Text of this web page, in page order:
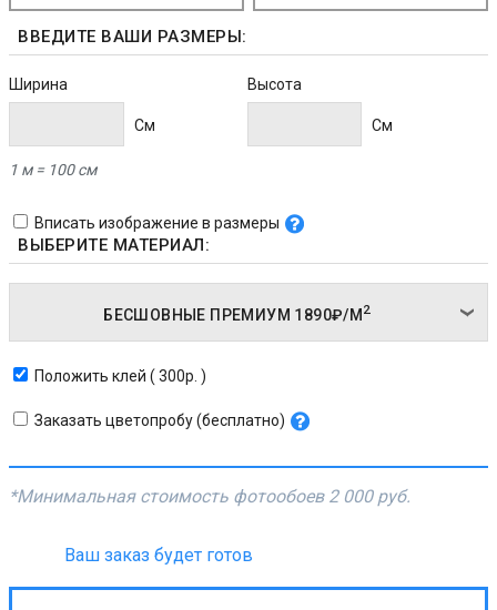
ВВЕДИТЕ ВАШИ РАЗМЕРЫ:
Ширина
Cм
Высота
Cм
1 м = 100 см
Вписать изображение в размеры
ВЫБЕРИТЕ МАТЕРИАЛ:
БЕСШОВНЫЕ ПРЕМИУМ 1890₽/М 2
Положить клей ( 300р. )
Заказать цветопробу (бесплатно)
*Минимальная стоимость фотообоев 2 000 руб.
Ваш заказ будет готов